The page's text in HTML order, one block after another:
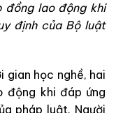
đồng lao động khi
định của Bộ luật
gian học nghề, hai
động khi đáp ứng
pháp luật. Người